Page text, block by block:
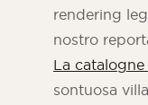
rendering
nostro
La
sontuosa